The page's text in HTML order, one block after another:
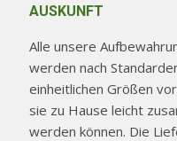
AUSKUNFT
Alle unsere
werden nach
einheitlichen Größen
sie zu Hause leicht
werden können. Die